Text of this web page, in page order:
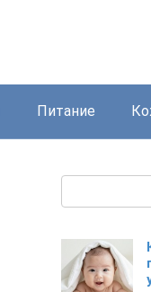
Питание